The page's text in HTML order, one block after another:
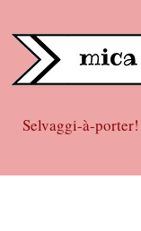
Selvaggi-à-porter!